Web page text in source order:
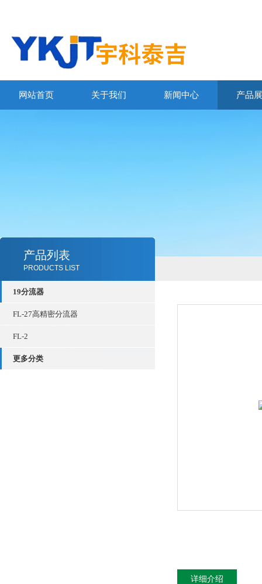
网站首页 关于我们 新闻中心 产品
产品列表
PRODUCTS LIST
19分流器
FL-27高精密分流器
FL-2
更多分类
详细介绍